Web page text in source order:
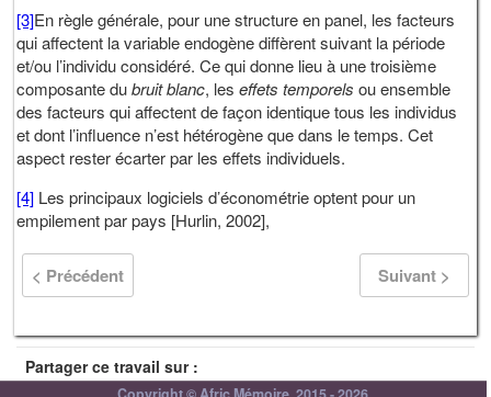
[3]En règle générale, pour une structure en panel, les facteurs
qui affectent la variable endogène diffèrent suivant la période
et/ou l’individu considéré. Ce qui donne lieu à une troisième
composante dubruit blanc, leseffets temporels ou ensemble
des facteurs qui affectent de façon identique tous les individus
et dont l’influence n’est hétérogène que dans le temps. Cet
aspect rester écarter par les effets individuels.
[4] Les principaux logiciels d’économétrie optent pour un
empilement par pays [Hurlin, 2002],
< Précédent Suivant >
Partager ce travail sur :